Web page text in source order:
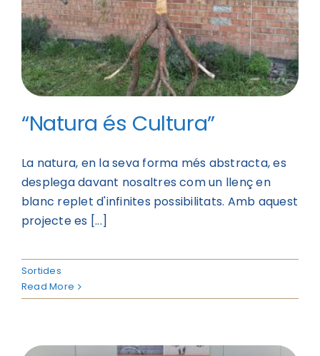
“Natura és Cultura”
La natura, en la seva forma més abstracta, es
desplega davant nosaltres com un llenç en
blanc replet d'infinites possibilitats. Amb aquest
projecte es [...]
Sortides
Read More